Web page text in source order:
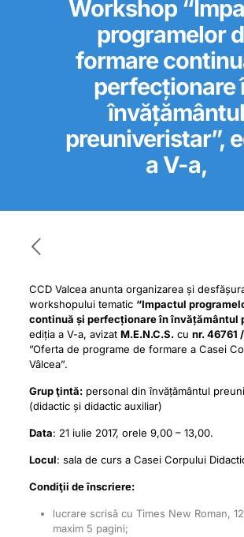
Workshop
programelor
formare
perfecționare
învățământul
preuniveristar”,
a V-a,
CCD Valcea anunta organizarea și
workshopului tematic “Impactul
continuă și perfecționare în învățământul
ediția a V-a, avizat M.E.N.C.S.cu nr. 46761
”Oferta de programe de formare a Casei
Vâlcea”.
Grup ţintă:personal din învățământul
(didactic și didactic auxiliar)
Data: 21 iulie 2017, orele 9,00 – 13,00.
Locul: sala de curs a Casei Corpului
Condiţii de înscriere:
lucrare scrisă cu Times New Roman,
maxim 5 pagini;